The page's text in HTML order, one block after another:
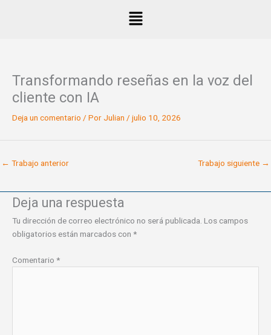
Menú
Transformando reseñas en la voz del
cliente con IA
Deja un comentario / Por Julian / julio 10, 2026
← Trabajo anterior Trabajo siguiente →
Deja una respuesta
Tu dirección de correo electrónico no será publicada. Los campos
obligatorios están marcados con *
Comentario *